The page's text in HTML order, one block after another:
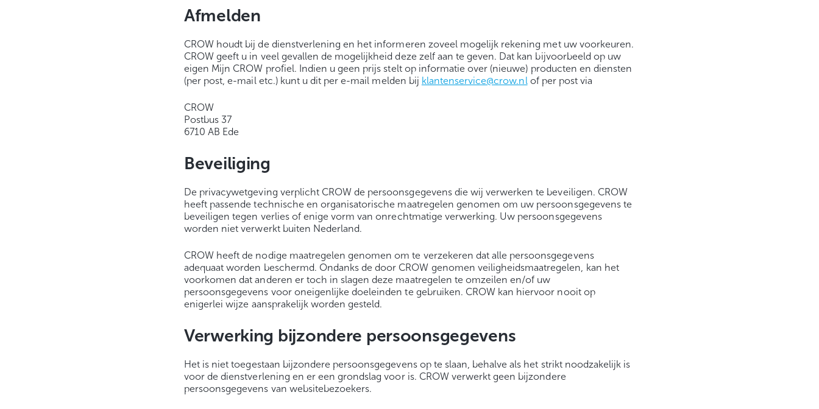
Afmelden
CROW houdt bij de dienstverlening en het informeren zoveel mogelijk rekening met uw voorkeuren.
CROW geeft u in veel gevallen de mogelijkheid deze zelf aan te geven. Dat kan bijvoorbeeld op uw
eigen Mijn CROW profiel. Indien u geen prijs stelt op informatie over (nieuwe) producten en diensten
(per post, e-mail etc.) kunt u dit per e-mail melden bij klantenservice@crow.nl of per post via
CROW
Postbus 37
6710 AB Ede
Beveiliging
De privacywetgeving verplicht CROW de persoonsgegevens die wij verwerken te beveiligen. CROW
heeft passende technische en organisatorische maatregelen genomen om uw persoonsgegevens te
beveiligen tegen verlies of enige vorm van onrechtmatige verwerking. Uw persoonsgegevens
worden niet verwerkt buiten Nederland.
CROW heeft de nodige maatregelen genomen om te verzekeren dat alle persoonsgegevens
adequaat worden beschermd. Ondanks de door CROW genomen veiligheidsmaatregelen, kan het
voorkomen dat anderen er toch in slagen deze maatregelen te omzeilen en/of uw
persoonsgegevens voor oneigenlijke doeleinden te gebruiken. CROW kan hiervoor nooit op
enigerlei wijze aansprakelijk worden gesteld.
Verwerking bijzondere persoonsgegevens
Het is niet toegestaan bijzondere persoonsgegevens op te slaan, behalve als het strikt noodzakelijk is
voor de dienstverlening en er een grondslag voor is. CROW verwerkt geen bijzondere
persoonsgegevens van websitebezoekers.